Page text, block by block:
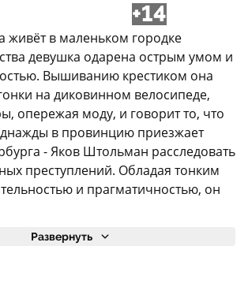
+14
в маленьком городке
девушка одарена острым умом и
Вышиванию крестиком она
на диковинном велосипеде,
опережая моду, и говорит то, что
в провинцию приезжает
- Яков Штольман расследовать
преступлений. Обладая тонким
и прагматичностью, он
Развернуть